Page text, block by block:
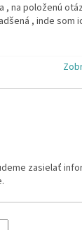
, na položenú
, inde som
zasielať